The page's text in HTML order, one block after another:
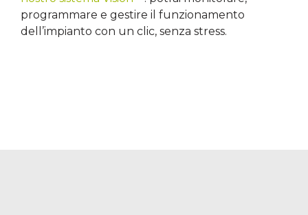
programmare e gestire il funzionamento
dell’impianto con un clic, senza stress.